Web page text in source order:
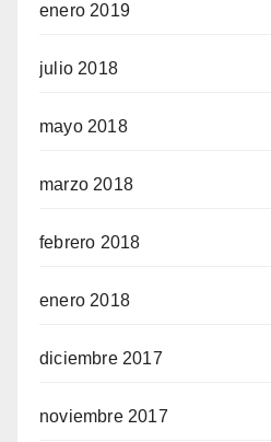
enero 2019
julio 2018
mayo 2018
marzo 2018
febrero 2018
enero 2018
diciembre 2017
noviembre 2017